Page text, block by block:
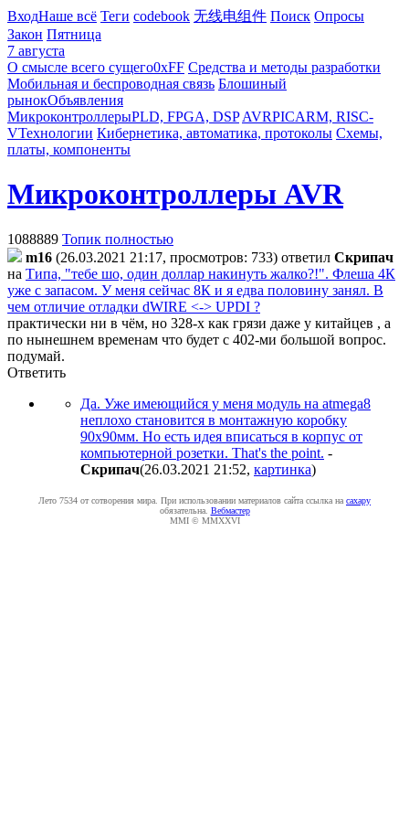
ВходНаше всё Теги codebook 无线电组件 Поиск Опросы
Закон Пятница
7 августа
О смысле всего сущего0xFF Средства и методы разработки
Мобильная и беспроводная связь Блошиный
рынокОбъявления
МикроконтроллерыPLD, FPGA, DSP AVRPICARM, RISC-
VТехнологии Кибернетика, автоматика, протоколы Схемы,
платы, компоненты
Микроконтроллеры AVR
1088889 Топик полностью
m16 (26.03.2021 21:17, просмотров: 733) ответил Cкpипaч
на Типа, "тебе шо, один доллар накинуть жалко?!". Флеша 4К
уже с запасом. У меня сейчас 8К и я едва половину занял. В
чем отличие отладки dWIRE <-> UPDI ?
практически ни в чём, но 328-х как грязи даже у китайцев , а
по нынешнем временам что будет с 402-ми большой вопрос.
подумай.
Ответить
Да. Уже имеющийся у меня модуль на atmega8
неплохо становится в монтажную коробку
90х90мм. Но есть идея вписаться в корпус от
компьютерной розетки. That's the point. -
Cкpипaч(26.03.2021 21:52, картинка)
Лето 7534 от сотворения мира. При использовании материалов сайта ссылка на caxapу
обязательна. Вебмастер
MMI © MMXXVI